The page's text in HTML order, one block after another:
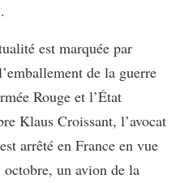
est marquée par
de la guerre
Rouge et l’État
Klaus Croissant, l’avocat
arrêté en France en vue
un avion de la